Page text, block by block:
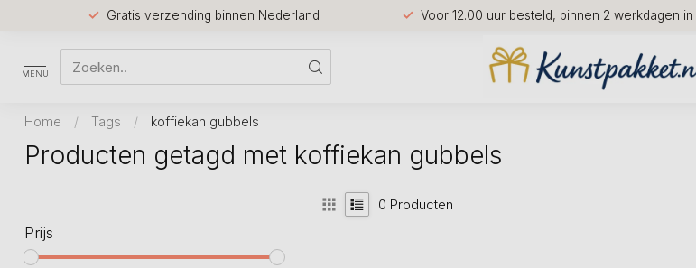
Gratis verzending binnen Nederland Voor 12.00 uur besteld, binnen 2 werkdagen in
MENU
Home / Tags / koffiekan gubbels
Producten getagd met koffiekan gubbels
Prijs
0 Producten